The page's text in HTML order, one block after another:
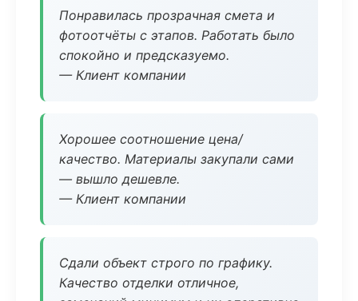
Понравилась прозрачная смета и
фотоотчёты с этапов. Работать было
спокойно и предсказуемо.
— Клиент компании
Хорошее соотношение цена/
качество. Материалы закупали сами
— вышло дешевле.
— Клиент компании
Сдали объект строго по графику.
Качество отделки отличное,